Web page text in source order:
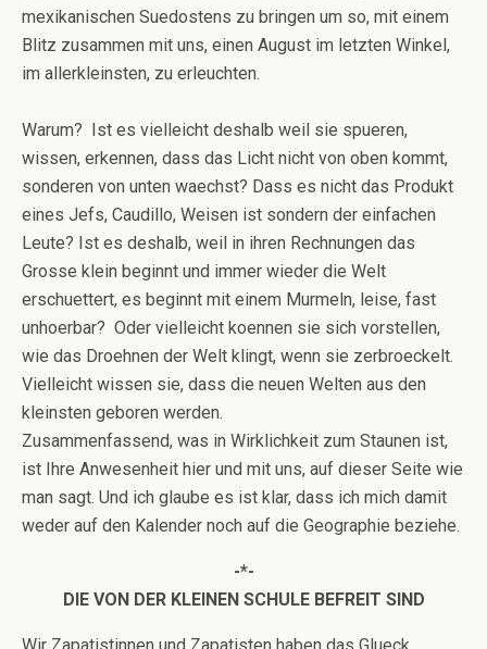
mexikanischen Suedostens zu bringen um so, mit einem
Blitz zusammen mit uns, einen August im letzten Winkel,
im allerkleinsten, zu erleuchten.
Warum? Ist es vielleicht deshalb weil sie spueren,
wissen, erkennen, dass das Licht nicht von oben kommt,
sonderen von unten waechst? Dass es nicht das Produkt
eines Jefs, Caudillo, Weisen ist sondern der einfachen
Leute? Ist es deshalb, weil in ihren Rechnungen das
Grosse klein beginnt und immer wieder die Welt
erschuettert, es beginnt mit einem Murmeln, leise, fast
unhoerbar? Oder vielleicht koennen sie sich vorstellen,
wie das Droehnen der Welt klingt, wenn sie zerbroeckelt.
Vielleicht wissen sie, dass die neuen Welten aus den
kleinsten geboren werden.
Zusammenfassend, was in Wirklichkeit zum Staunen ist,
ist Ihre Anwesenheit hier und mit uns, auf dieser Seite wie
man sagt. Und ich glaube es ist klar, dass ich mich damit
weder auf den Kalender noch auf die Geographie beziehe.
-*-
DIE VON DER KLEINEN SCHULE BEFREIT SIND